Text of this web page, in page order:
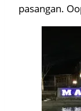
pasangan.